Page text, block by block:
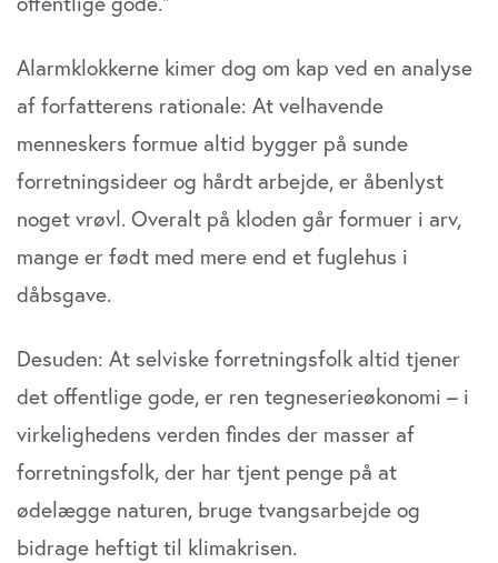
Alarmklokkerne kimer dog om kap ved en analyse
af forfatterens rationale: At velhavende
menneskers formue altid bygger på sunde
forretningsideer og hårdt arbejde, er åbenlyst
noget vrøvl. Overalt på kloden går formuer i arv,
mange er født med mere end et fuglehus i
dåbsgave.
Desuden: At selviske forretningsfolk altid tjener
det offentlige gode, er ren tegneserieøkonomi – i
virkelighedens verden findes der masser af
forretningsfolk, der har tjent penge på at
ødelægge naturen, bruge tvangsarbejde og
bidrage heftigt til klimakrisen.